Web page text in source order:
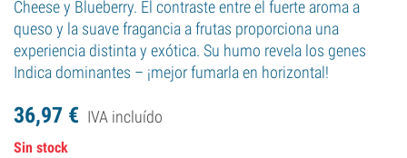
Cheese y Blueberry. El contraste entre el fuerte aroma a
queso y la suave fragancia a frutas proporciona una
experiencia distinta y exótica. Su humo revela los genes
Indica dominantes – ¡mejor fumarla en horizontal!
36,97 € IVA incluído
Sin stock